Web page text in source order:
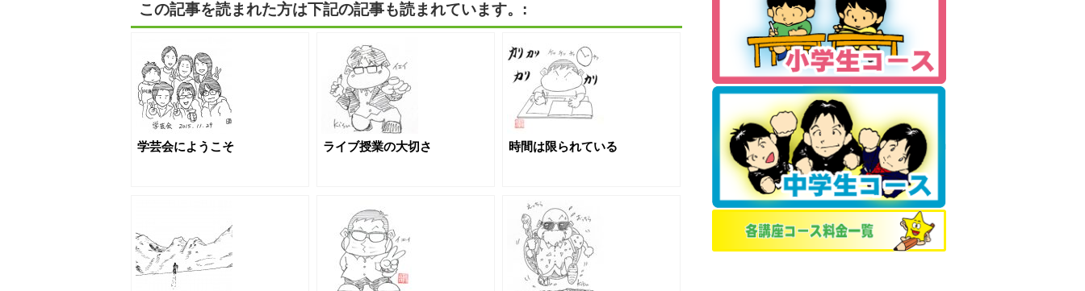
この記事を読まれた方は下記の記事も読まれています。:
学芸会にようこそ ライブ授業の大切さ 時間は限られている